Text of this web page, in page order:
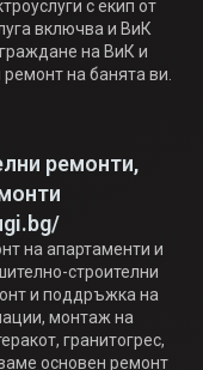
с екип от
включва и ВиК
на ВиК и
на банята ви.
ремонти,
на апартаменти и
строителни
и поддръжка на
монтаж на
гранитогрес,
основен ремонт